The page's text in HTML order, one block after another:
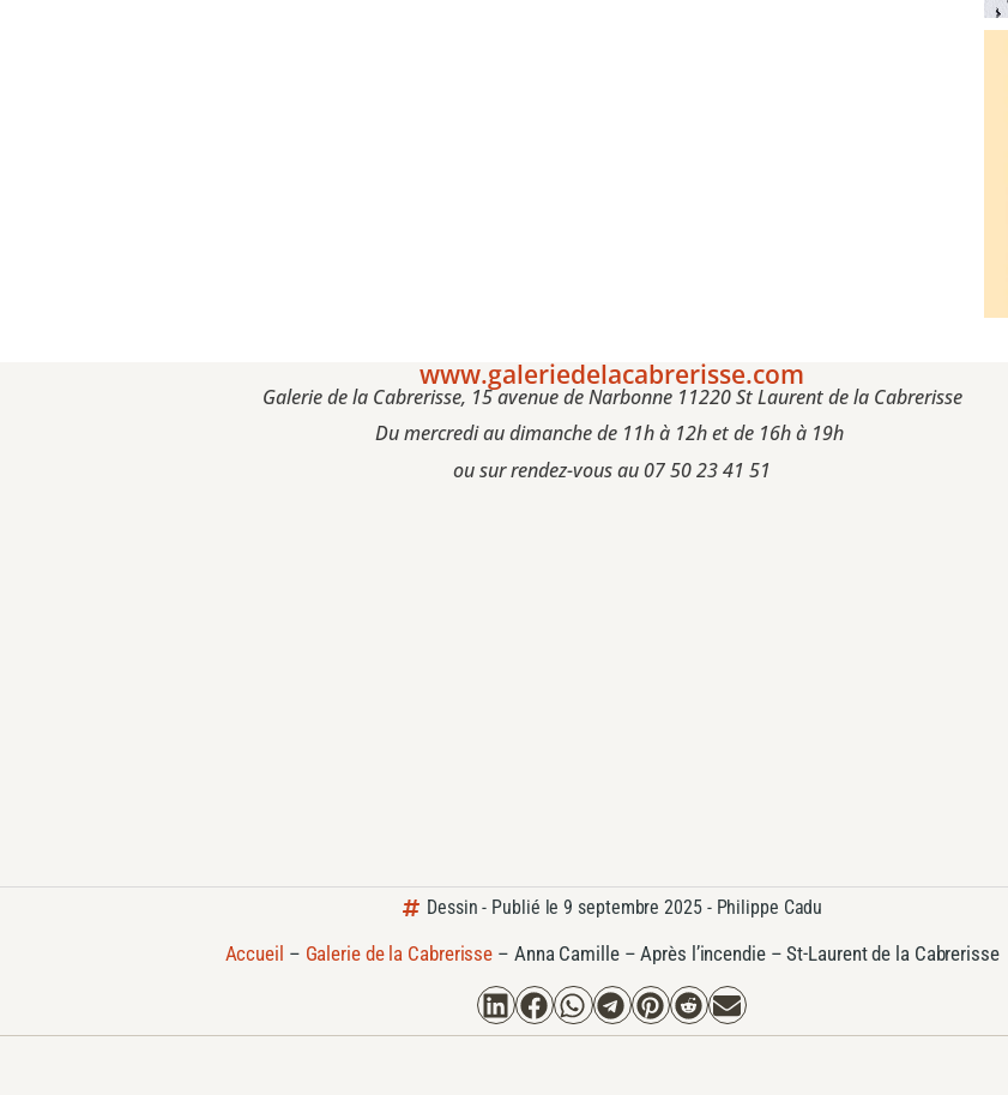
www.galeriedelacabrerisse.com
Galerie de la Cabrerisse, 15 avenue de Narbonne 11220 St Laurent de la Cabrerisse
Du mercredi au dimanche de 11h à 12h et de 16h à 19h
ou sur rendez-vous au 07 50 23 41 51
Dessin - Publié le 9 septembre 2025 - Philippe Cadu
Accueil – Galerie de la Cabrerisse – Anna Camille – Après l’incendie – St-Laurent de la Cabrerisse